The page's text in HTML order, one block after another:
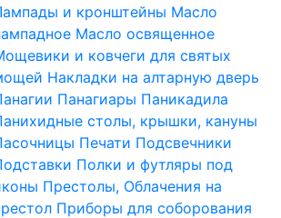
и кронштейны Масло
Масло освященное
и ковчеги для святых
Накладки на алтарную дверь
Панагиары Паникадила
столы, крышки, кануны
Печати Подсвечники
Полки и футляры под
Престолы, Облачения на
Приборы для соборования